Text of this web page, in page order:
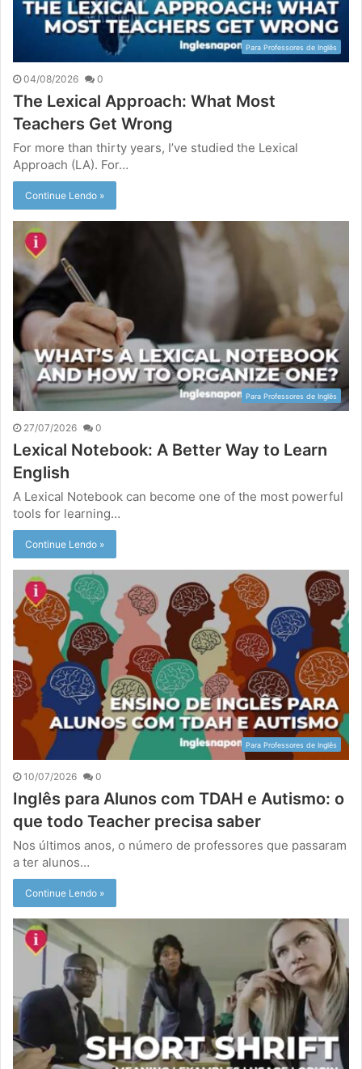
Para Professores de Inglês
04/08/2026 0
The Lexical Approach: What Most
Teachers Get Wrong
For more than thirty years, I’ve studied the Lexical
Approach (LA). For…
Continue Lendo »
Para Professores de Inglês
27/07/2026 0
Lexical Notebook: A Better Way to Learn
English
A Lexical Notebook can become one of the most powerful
tools for learning…
Continue Lendo »
Para Professores de Inglês
10/07/2026 0
Inglês para Alunos com TDAH e Autismo: o
que todo Teacher precisa saber
Nos últimos anos, o número de professores que passaram
a ter alunos…
Continue Lendo »